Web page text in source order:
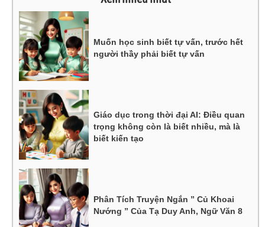
Muốn học sinh biết tự vấn, trước hết
người thầy phải biết tự vấn
Giáo dục trong thời đại AI: Điều quan
trọng không còn là biết nhiều, mà là
biết kiến tạo
Phân Tích Truyện Ngắn ” Củ Khoai
Nướng ” Của Tạ Duy Anh, Ngữ Văn 8